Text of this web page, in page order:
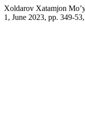
Xoldarov Xatamjon
1, June 2023, pp. 349-